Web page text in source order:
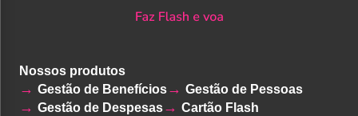
Nossos produtos
Gestão de Benefícios
Gestão de Pessoas
Gestão de Despesas
Cartão Flash